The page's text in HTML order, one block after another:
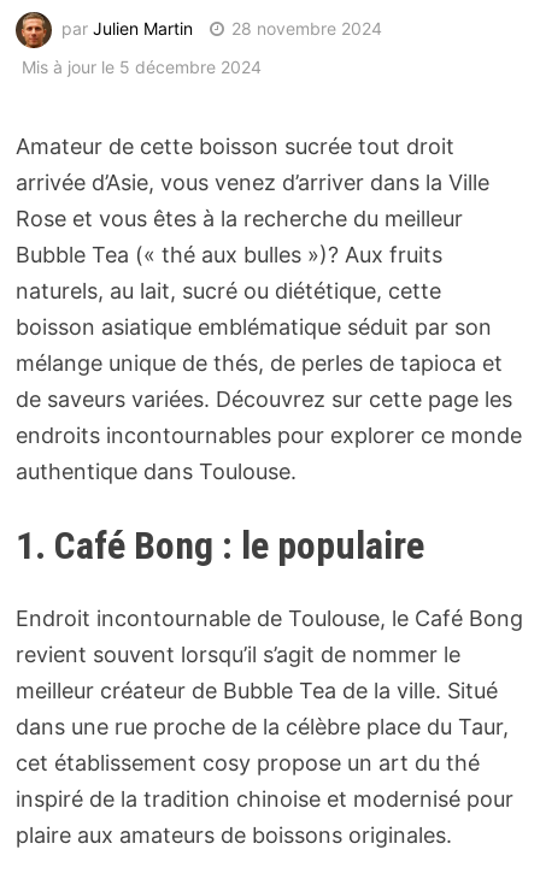
par Julien Martin
28 novembre 2024
Mis à jour le 5 décembre 2024
Amateur de cette boisson sucrée tout droit
arrivée d’Asie, vous venez d’arriver dans la Ville
Rose et vous êtes à la recherche du meilleur
Bubble Tea (« thé aux bulles »)? Aux fruits
naturels, au lait, sucré ou diététique, cette
boisson asiatique emblématique séduit par son
mélange unique de thés, de perles de tapioca et
de saveurs variées. Découvrez sur cette page les
endroits incontournables pour explorer ce monde
authentique dans Toulouse.
1. Café Bong : le populaire
Endroit incontournable de Toulouse, le Café Bong
revient souvent lorsqu’il s’agit de nommer le
meilleur créateur de Bubble Tea de la ville. Situé
dans une rue proche de la célèbre place du Taur,
cet établissement cosy propose un art du thé
inspiré de la tradition chinoise et modernisé pour
plaire aux amateurs de boissons originales.